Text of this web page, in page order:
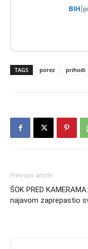
BIH
TAGS porez prihodi
Previous article
ŠOK PRED
najavom zaprepastio